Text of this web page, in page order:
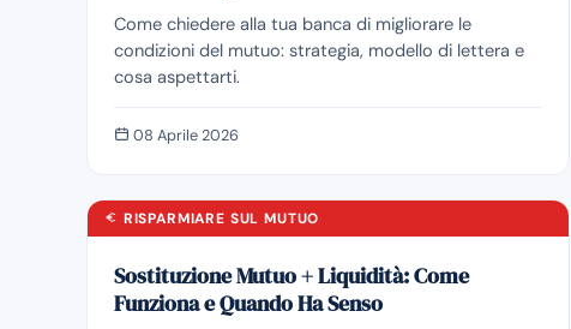
Come chiedere alla tua banca di migliorare le
condizioni del mutuo: strategia, modello di lettera e
cosa aspettarti.
08 Aprile 2026
RISPARMIARE SUL MUTUO
Sostituzione Mutuo + Liquidità: Come
Funziona e Quando Ha Senso